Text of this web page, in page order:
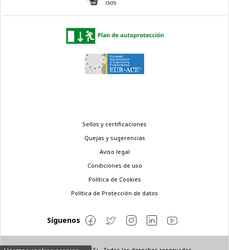
Sellos y certificaciones
Quejas y sugerencias
Aviso legal
Condiciones de uso
Política de Cookies
Política de Protección de datos
Síguenos